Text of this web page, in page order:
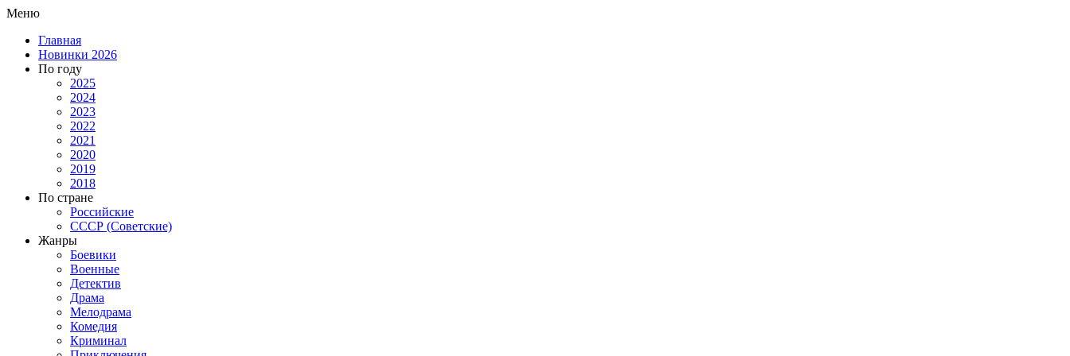
Меню
Главная
Новинки 2026
По году
2025
2024
2023
2022
2021
2020
2019
2018
По стране
Российские
СССР (Советские)
Жанры
Боевики
Военные
Детектив
Драма
Мелодрама
Комедия
Криминал